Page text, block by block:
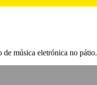
de música eletrónica no pátio.